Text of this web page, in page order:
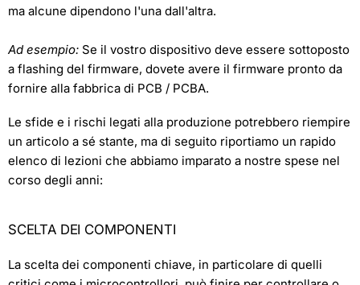
ma alcune dipendono l'una dall'altra.
Ad esempio: Se il vostro dispositivo deve essere sottoposto
a flashing del firmware, dovete avere il firmware pronto da
fornire alla fabbrica di PCB / PCBA.
Le sfide e i rischi legati alla produzione potrebbero riempire
un articolo a sé stante, ma di seguito riportiamo un rapido
elenco di lezioni che abbiamo imparato a nostre spese nel
corso degli anni:
SCELTA DEI COMPONENTI
La scelta dei componenti chiave, in particolare di quelli